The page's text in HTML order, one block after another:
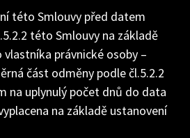
této Smlouvy před datem
této Smlouvy na základě
právnické osoby –
část odměny podle čl.5.2.2
na uplynulý počet dnů do data
na základě ustanovení